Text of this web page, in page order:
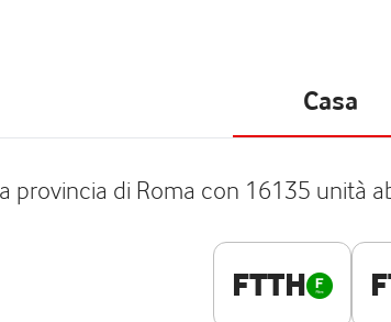
Casa
provincia di Roma con 16135 unità
FTTH